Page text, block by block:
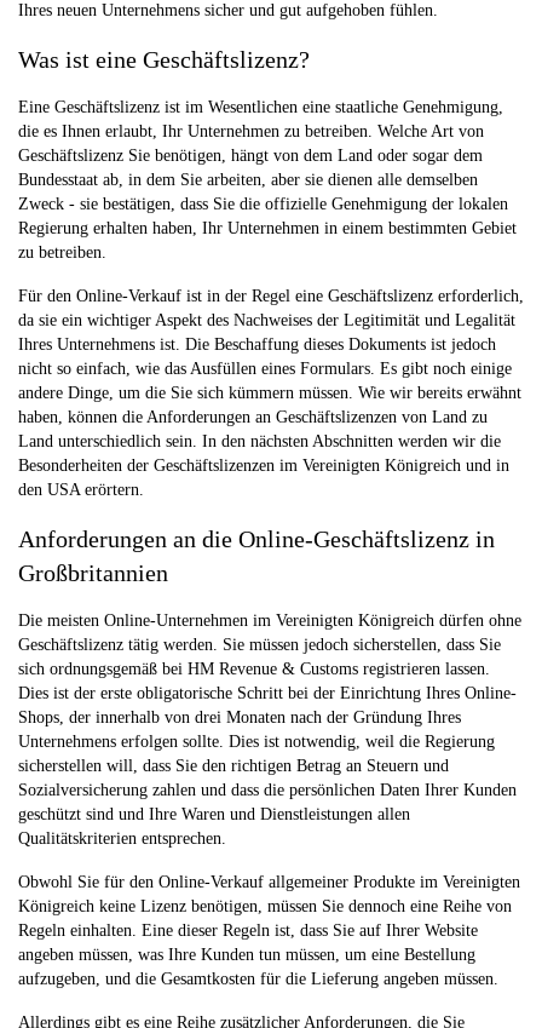
Ihres neuen Unternehmens sicher und gut aufgehoben fühlen.
Was ist eine Geschäftslizenz?
Eine Geschäftslizenz ist im Wesentlichen eine staatliche Genehmigung,
die es Ihnen erlaubt, Ihr Unternehmen zu betreiben. Welche Art von
Geschäftslizenz Sie benötigen, hängt von dem Land oder sogar dem
Bundesstaat ab, in dem Sie arbeiten, aber sie dienen alle demselben
Zweck - sie bestätigen, dass Sie die offizielle Genehmigung der lokalen
Regierung erhalten haben, Ihr Unternehmen in einem bestimmten Gebiet
zu betreiben.
Für den Online-Verkauf ist in der Regel eine Geschäftslizenz erforderlich,
da sie ein wichtiger Aspekt des Nachweises der Legitimität und Legalität
Ihres Unternehmens ist. Die Beschaffung dieses Dokuments ist jedoch
nicht so einfach, wie das Ausfüllen eines Formulars. Es gibt noch einige
andere Dinge, um die Sie sich kümmern müssen. Wie wir bereits erwähnt
haben, können die Anforderungen an Geschäftslizenzen von Land zu
Land unterschiedlich sein. In den nächsten Abschnitten werden wir die
Besonderheiten der Geschäftslizenzen im Vereinigten Königreich und in
den USA erörtern.
Anforderungen an die Online-Geschäftslizenz in
Großbritannien
Die meisten Online-Unternehmen im Vereinigten Königreich dürfen ohne
Geschäftslizenz tätig werden. Sie müssen jedoch sicherstellen, dass Sie
sich ordnungsgemäß bei HM Revenue & Customs registrieren lassen.
Dies ist der erste obligatorische Schritt bei der Einrichtung Ihres Online-
Shops, der innerhalb von drei Monaten nach der Gründung Ihres
Unternehmens erfolgen sollte. Dies ist notwendig, weil die Regierung
sicherstellen will, dass Sie den richtigen Betrag an Steuern und
Sozialversicherung zahlen und dass die persönlichen Daten Ihrer Kunden
geschützt sind und Ihre Waren und Dienstleistungen allen
Qualitätskriterien entsprechen.
Obwohl Sie für den Online-Verkauf allgemeiner Produkte im Vereinigten
Königreich keine Lizenz benötigen, müssen Sie dennoch eine Reihe von
Regeln einhalten. Eine dieser Regeln ist, dass Sie auf Ihrer Website
angeben müssen, was Ihre Kunden tun müssen, um eine Bestellung
aufzugeben, und die Gesamtkosten für die Lieferung angeben müssen.
Allerdings gibt es eine Reihe zusätzlicher Anforderungen, die Sie